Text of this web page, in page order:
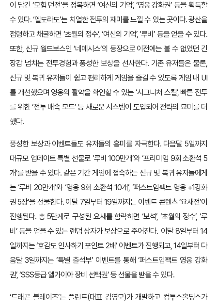
이 담긴 ‘모험 던전’을 정복하면 ‘여신의 기억’, ‘영웅 강화권’ 등을 획득할
수 있다. ‘엘도라도’는 치열한 전투의 재미를 느낄 수 있는 곳이다. 광산을
점령하고 채굴하면 ‘초월의 정수’, ‘여신의 기억’, ‘루비’ 등을 얻을 수 있다.
또한, 신규 월드보스인 ‘네메시스’의 등장으로 이전에는 볼 수 없었던 긴
장감 넘치는 전투경험과 풍성한 보상을 선사한다. 기존 유저들은 물론,
신규 및 복귀 유저들이 쉽고 편리하게 게임을 즐길 수 있도록 게임 내 UI
를 개선했으며 영웅의 활약을 확인할 수 있는 ‘시그니처 스킬’, 빠른 전투
를 위한 ‘전투 배속 모드’ 등 새로운 시스템이 도입되어 전략의 묘미를 더
했다.
풍성한 보상과 이벤트들도 유저들의 흥미를 자극한다. 다음달 5일까지
대규모 업데이트 특별 선물로 ‘루비 100만개’와 ‘프리미엄 9회 소환석 5
개’를 받을 수 있다. 같은 기간 게임에 접속하는 신규 및 복귀 유저들에게
는 ‘루비 20만개’와 ‘영웅 9회 소환석 10개’, ‘퍼스트임팩트 영웅 +1강화
권 5장’을 선물한다. 이달 7일부터 19일까지는 이벤트 콘텐츠 ‘요새전’이
진행된다. 총 5단계로 구성된 요새를 함락하면 ‘보석’, ‘초월의 정수’, ‘루
비’ 등을 얻을 수 있는 랜덤 상자가 보상으로 주어진다. 이달 8일부터 14
일까지는 ‘호감도 인사하기 포인트 2배’ 이벤트가 진행되고, 14일부터 다
음달 3일까지는 ‘특별 출석부’ 이벤트를 통해 ‘퍼스트임팩트 영웅 강화
권’, ‘SSS등급 엘가이아 장비 선택권’ 등 선물을 받을 수 있다.
‘드래곤 블레이즈’는 플린트(대표 김영모)가 개발하고 컴투스홀딩스가